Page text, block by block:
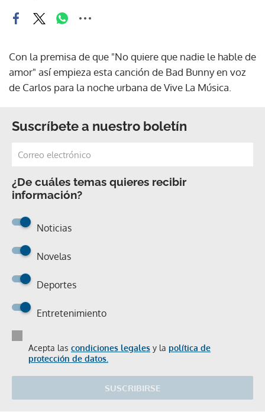
Con la premisa de que "No quiere que nadie le hable de
amor" así empieza esta canción de Bad Bunny en voz
de Carlos para la noche urbana de Vive La Música.
Suscríbete a nuestro boletín
¿De cuáles temas quieres recibir
información?
Noticias
Novelas
Deportes
Entretenimiento
Acepta las condiciones legales y la política de
protección de datos.
SUSCRIBIRSE